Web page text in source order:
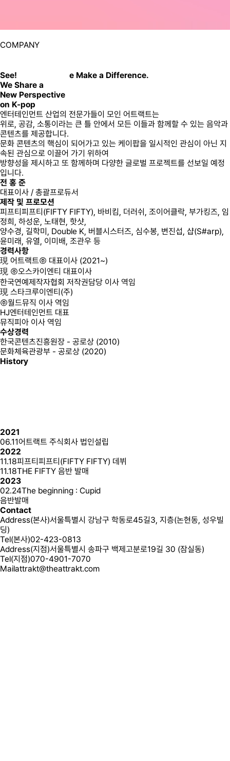
COMPANY
See!
e Make a Difference.
We Share a
New Perspective
on K-pop
엔터테인먼트 산업의 전문가들이 모인 어트랙트는
위로, 공감, 소통이라는 큰 틀 안에서 모든 이들과 함께할 수 있는 음악과
콘텐츠를 제공합니다.
문화 콘텐츠의 핵심이 되어가고 있는 케이팝을 일시적인 관심이 아닌 지
속된 관심으로 이끌어 가기 위하여
방향성을 제시하고 또 함께하며 다양한 글로벌 프로젝트를 선보일 예정
입니다.
전 홍 준
대표이사 / 총괄프로듀서
제작 및 프로모션
피프티피프티(FIFTY FIFTY), 바비킴, 더러쉬, 조이어클락, 부가킹즈, 임
정희, 하성운, 노태현, 핫샷,
양수경, 길학미, Double K, 버블시스터즈, 심수봉, 변진섭, 샵(S#arp),
윤미래, 유열, 이미배, 조관우 등
경력사항
現 어트랙트㈜ 대표이사 (2021~)
現 ㈜오스카이엔티 대표이사
한국연예제작자협회 저작권담당 이사 역임
現 스타크루이엔티(주)
㈜월드뮤직 이사 역임
HJ엔터테인먼트 대표
뮤직피아 이사 역임
수상경력
한국콘텐츠진흥원장 - 공로상 (2010)
문화체육관광부 - 공로상 (2020)
History
2021
06.11어트랙트 주식회사 법인설립
2022
11.18피프티피프티(FIFTY FIFTY) 데뷔
11.18THE FIFTY 음반 발매
2023
02.24The beginning : Cupid
음반발매
Contact
Address(본사)서울특별시 강남구 학동로45길3, 지층(논현동, 성우빌
딩)
Tel(본사)02-423-0813
Address(지점)서울특별시 송파구 백제고분로19길 30 (잠실동)
Tel(지점)070-4901-7070
Mailattrakt@theattrakt.com